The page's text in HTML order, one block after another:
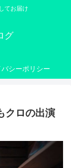
てお届け
グ
バシーポリシー
クロの出演